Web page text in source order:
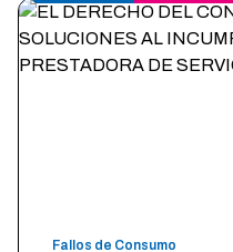
Fallos de Consumo